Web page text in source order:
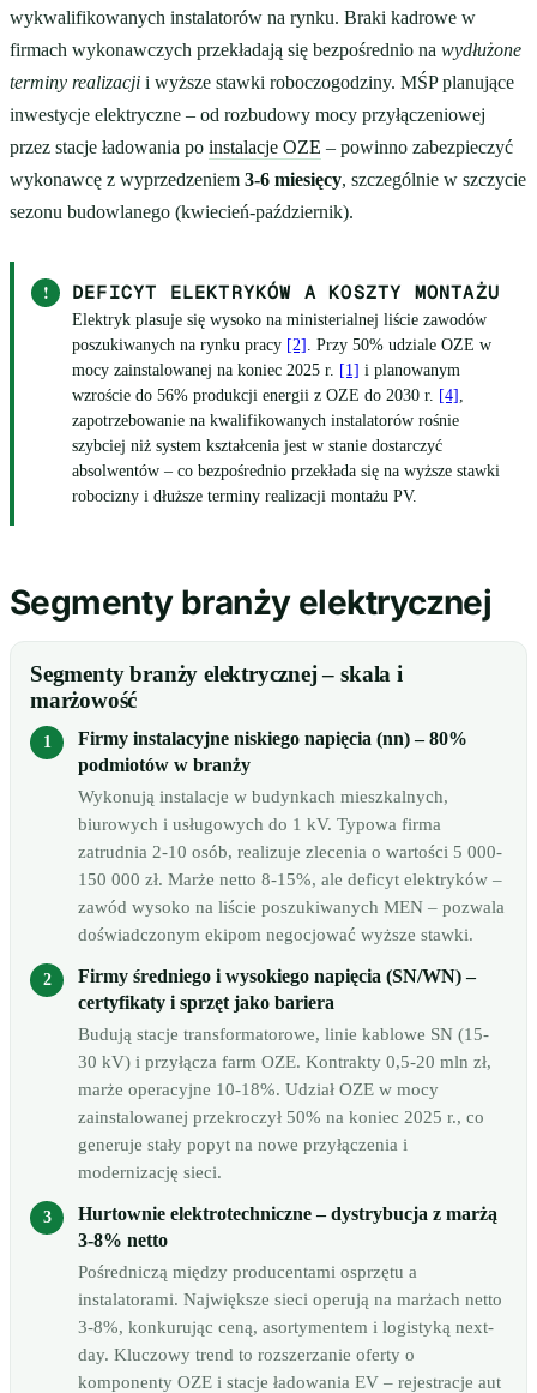
wykwalifikowanych instalatorów na rynku. Braki kadrowe w
firmach wykonawczych przekładają się bezpośrednio na wydłużone
terminy realizacji i wyższe stawki roboczogodziny. MŚP planujące
inwestycje elektryczne – od rozbudowy mocy przyłączeniowej
przez stacje ładowania po instalacje OZE – powinno zabezpieczyć
wykonawcę z wyprzedzeniem 3-6 miesięcy, szczególnie w szczycie
sezonu budowlanego (kwiecień-październik).
! DEFICYT ELEKTRYKÓW A KOSZTY MONTAŻU
Elektryk plasuje się wysoko na ministerialnej liście zawodów
poszukiwanych na rynku pracy [2] . Przy 50% udziale OZE w
mocy zainstalowanej na koniec 2025 r. [1] i planowanym
wzroście do 56% produkcji energii z OZE do 2030 r. [4] ,
zapotrzebowanie na kwalifikowanych instalatorów rośnie
szybciej niż system kształcenia jest w stanie dostarczyć
absolwentów – co bezpośrednio przekłada się na wyższe stawki
robocizny i dłuższe terminy realizacji montażu PV.
Segmenty branży elektrycznej
Segmenty branży elektrycznej – skala i
marżowość
Firmy instalacyjne niskiego napięcia (nn) – 80%
podmiotów w branży
Wykonują instalacje w budynkach mieszkalnych,
biurowych i usługowych do 1 kV. Typowa firma
zatrudnia 2-10 osób, realizuje zlecenia o wartości 5 000-
150 000 zł. Marże netto 8-15%, ale deficyt elektryków –
zawód wysoko na liście poszukiwanych MEN – pozwala
doświadczonym ekipom negocjować wyższe stawki.
Firmy średniego i wysokiego napięcia (SN/WN) –
certyfikaty i sprzęt jako bariera
Budują stacje transformatorowe, linie kablowe SN (15-
30 kV) i przyłącza farm OZE. Kontrakty 0,5-20 mln zł,
marże operacyjne 10-18%. Udział OZE w mocy
zainstalowanej przekroczył 50% na koniec 2025 r., co
generuje stały popyt na nowe przyłączenia i
modernizację sieci.
Hurtownie elektrotechniczne – dystrybucja z marżą
3-8% netto
Pośredniczą między producentami osprzętu a
instalatorami. Największe sieci operują na marżach netto
3-8%, konkurując ceną, asortymentem i logistyką next-
day. Kluczowy trend to rozszerzanie oferty o
komponenty OZE i stacje ładowania EV – rejestracje aut